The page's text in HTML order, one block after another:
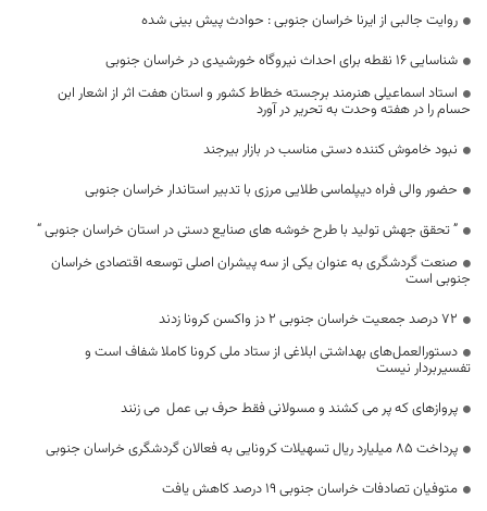
روایت جالبی از ایرنا خراسان جنوبی : حوادث پیش بینی شده
شناسایی ۱۶ نقطه برای احداث نیروگاه خورشیدی در خراسان جنوبی
استاد اسماعیلی هنرمند برجسته خطاط کشور و استان هفت اثر از اشعار ابن
حسام را در هفته وحدت به تحریر در آورد
نبود خاموش کننده دستی مناسب در بازار بیرجند
حضور والی فراه دیپلماسی طلایی مرزی با تدبیر استاندار خراسان جنوبی
” تحقق جهش تولید با طرح خوشه های صنایع دستی در استان خراسان جنوبی “
صنعت گردشگری به عنوان یکی از سه پیشران اصلی توسعه اقتصادی خراسان
جنوبی است
۷۲ درصد جمعیت خراسان جنوبی ۲ دز واکسن کرونا زدند
دستورالعمل‌های بهداشتی ابلاغی از ستاد ملی کرونا کاملا شفاف است و
تفسیربردار نیست
پروازهای که پر می کشند و مسولانی فقط حرف بی عمل می زنند
پرداخت ۸۵ میلیارد ریال تسهیلات کرونایی به فعالان گردشگری خراسان جنوبی
متوفیان تصادفات خراسان جنوبی ۱۹ درصد کاهش یافت